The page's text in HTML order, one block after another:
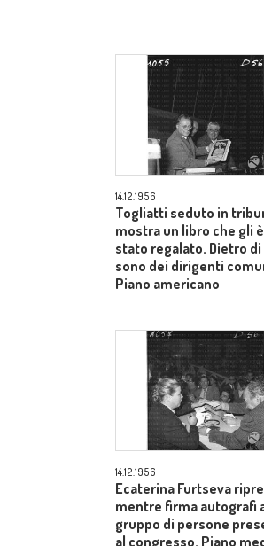
14.12.1956
Togliatti seduto in
mostra un libro che gli è
stato regalato. Dietro di
sono dei dirigenti
Piano americano
14.12.1956
Ecaterina Furtseva
mentre firma autografi
gruppo di persone
al congresso. Piano